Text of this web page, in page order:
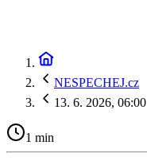
NESPECHEJ.cz
13. 6. 2026, 06:00
1 min